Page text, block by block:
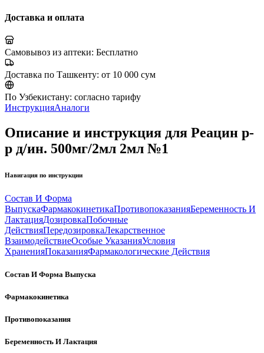
Доставка и оплата
Самовывоз из аптеки: Бесплатно
Доставка по Ташкенту: от 10 000 сум
По Узбекистану: согласно тарифу
ИнструкцияАналоги
Описание и инструкция для Реацин р-
р д/ин. 500мг/2мл 2мл №1
Навигация по инструкции
Состав И Форма
ВыпускаФармакокинетикаПротивопоказанияБеременность И
ЛактацияДозировкаПобочные
ДействияПередозировкаЛекарственное
ВзаимодействиеОсобые УказанияУсловия
ХраненияПоказанияФармакологические Действия
Состав И Форма Выпуска
Фармакокинетика
Противопоказания
Беременность И Лактация